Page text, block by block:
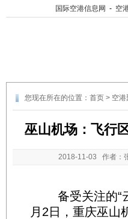
国际空港信息网 - 空
您现在所在的位置： 首页 > 空港
巫山机场：飞行
2018-11-03 作者：
备受关注的“云
月2日，重庆巫山